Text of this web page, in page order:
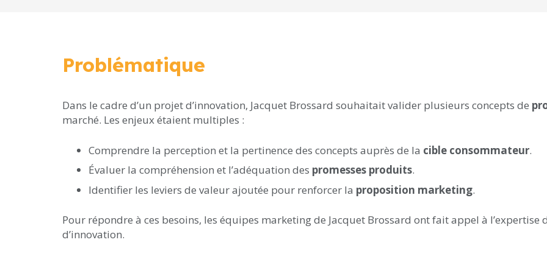
Problématique
Dans le cadre d’un projet d’innovation, Jacquet Brossard souhaitait valider plusieurs concepts de
marché. Les enjeux étaient multiples :
Comprendre la perception et la pertinence des concepts auprès de la cible consommateur.
Évaluer la compréhension et l’adéquation des promesses produits.
Identifier les leviers de valeur ajoutée pour renforcer la proposition marketing.
Pour répondre à ces besoins, les équipes marketing de Jacquet Brossard ont fait appel à l’expertise
d’innovation.